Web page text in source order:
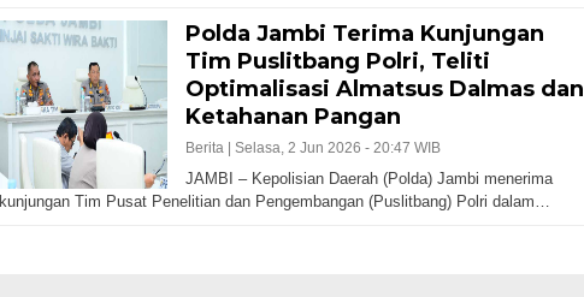
Polda Jambi Terima Kunjungan
Tim Puslitbang Polri, Teliti
Optimalisasi Almatsus Dalmas dan
Ketahanan Pangan
Berita | Selasa, 2 Jun 2026 - 20:47 WIB
JAMBI – Kepolisian Daerah (Polda) Jambi menerima
kunjungan Tim Pusat Penelitian dan Pengembangan (Puslitbang) Polri dalam…